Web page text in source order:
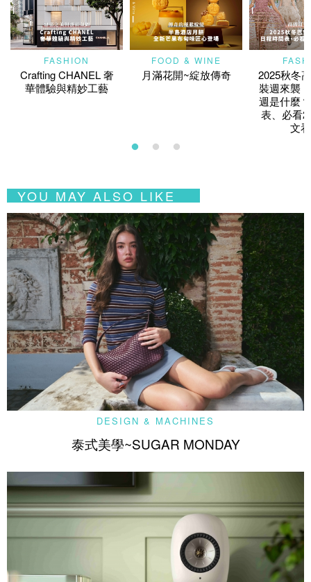
FASHION
Crafting CHANEL 奢
華體驗與精妙工藝
FOOD & WINE
月滿花開~綻放傳奇
2025秋冬
裝週來襲
週是什麼
表、必看
文
YOU MAY ALSO LIKE
DESIGN & MACHINES
泰式美學~SUGAR MONDAY